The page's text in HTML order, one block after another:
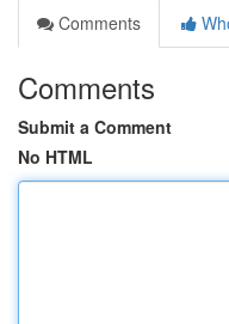
Comments
Comments
Submit a Comment
No HTML